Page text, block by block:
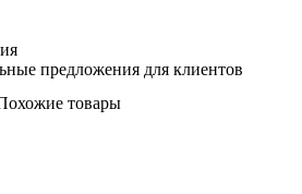
предложения для клиентов
товары